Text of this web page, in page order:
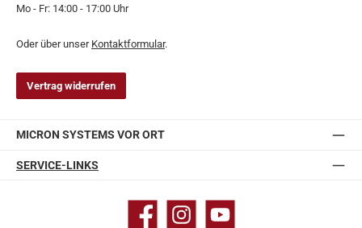
Mo - Fr: 14:00 - 17:00 Uhr
Oder über unser Kontaktformular.
Vertrag widerrufen
MICRON SYSTEMS VOR ORT
SERVICE-LINKS
Facebook Instagram YouTube